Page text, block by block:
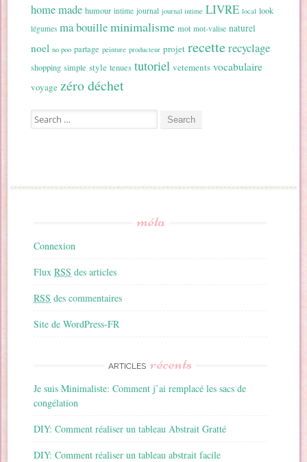
home made humour intime journal journal intime LIVRE local look
légumes ma bouilleminimalisme mot mot-valise naturel
noel no poo partage peinture producteur projet recetterecyclage
shopping simple style tenues tutoriel vetements vocabulaire
voyage zéro déchet
Search for:
méta
Connexion
FluxRSS des articles
RSS des commentaires
Site de WordPress-FR
ARTICLES récents
Je suis Minimaliste: Comment j’ai remplacé les sacs de
congélation
DIY: Comment réaliser un tableau Abstrait Gratté
DIY: Comment réaliser un tableau abstrait facile